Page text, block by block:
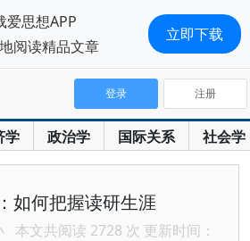
学 政治学 国际关系 社会学
登录 注册
如何把握读研生涯
本文共阅读 2728 次 更新时间：
爱思想APP
阅读精品文章
立即下载